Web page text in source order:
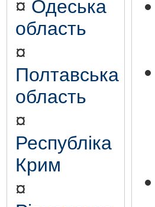
¤ Одеська
область
¤
Полтавська
область
¤
Республіка
Крим
¤